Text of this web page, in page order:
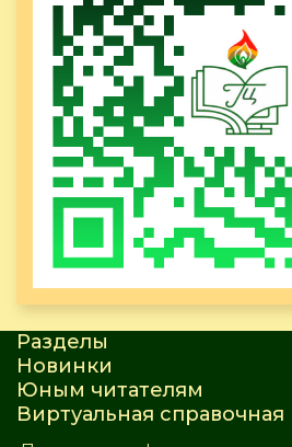
Разделы
Новинки
Юным читателям
Виртуальная справочная